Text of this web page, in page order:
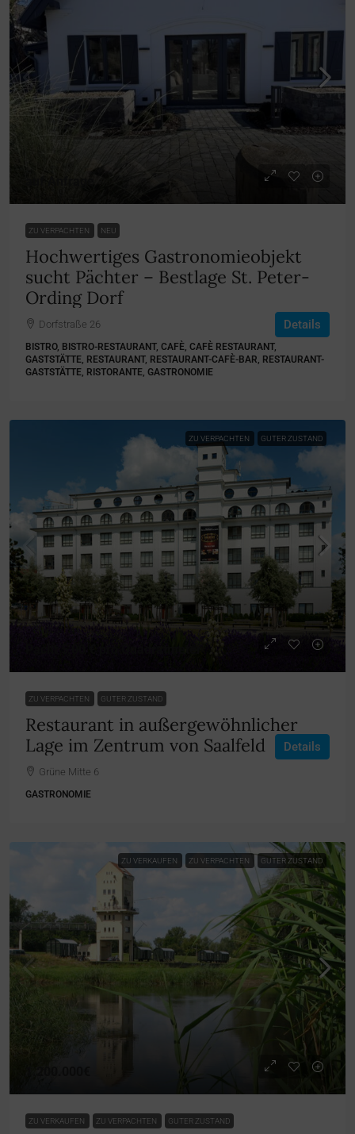
ZU VERPACHTEN NEU
Hochwertiges Gastronomieobjekt
sucht Pächter – Bestlage St. Peter-
Ording Dorf
Dorfstraße 26
BISTRO, BISTRO-RESTAURANT, CAFÈ, CAFÈ RESTAURANT,
GASTSTÄTTE, RESTAURANT, RESTAURANT-CAFÈ-BAR, RESTAURANT-
GASTSTÄTTE, RISTORANTE, GASTRONOMIE
Details
ZU VERPACHTEN GUTER ZUSTAND
ZU VERPACHTEN GUTER ZUSTAND
Restaurant in außergewöhnlicher
Lage im Zentrum von Saalfeld
Grüne Mitte 6
GASTRONOMIE
Details
ZU VERKAUFEN ZU VERPACHTEN GUTER ZUSTAND
ZU VERKAUFEN ZU VERPACHTEN GUTER ZUSTAND